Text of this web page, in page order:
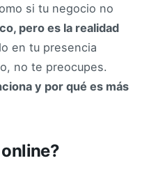
si tu negocio no
pero es la realidad
en tu presencia
no te preocupes.
y por qué es más